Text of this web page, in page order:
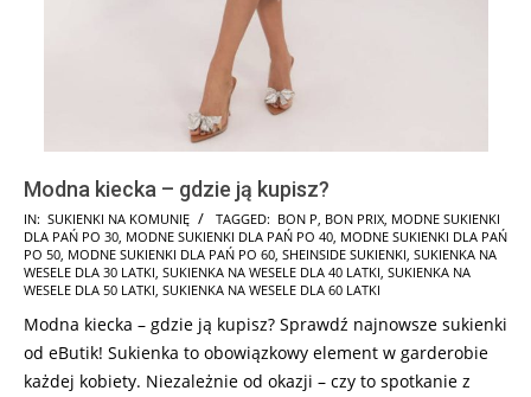
Modna kiecka – gdzie ją kupisz?
2025-
08-
13
IN: SUKIENKI NA KOMUNIĘ TAGGED: BON P, BON PRIX, MODNE SUKIENKI
DLA PAŃ PO 30, MODNE SUKIENKI DLA PAŃ PO 40, MODNE SUKIENKI DLA PAŃ
PO 50, MODNE SUKIENKI DLA PAŃ PO 60, SHEINSIDE SUKIENKI, SUKIENKA NA
WESELE DLA 30 LATKI, SUKIENKA NA WESELE DLA 40 LATKI, SUKIENKA NA
WESELE DLA 50 LATKI, SUKIENKA NA WESELE DLA 60 LATKI
Modna kiecka – gdzie ją kupisz? Sprawdź najnowsze sukienki
od eButik! Sukienka to obowiązkowy element w garderobie
każdej kobiety. Niezależnie od okazji – czy to spotkanie z